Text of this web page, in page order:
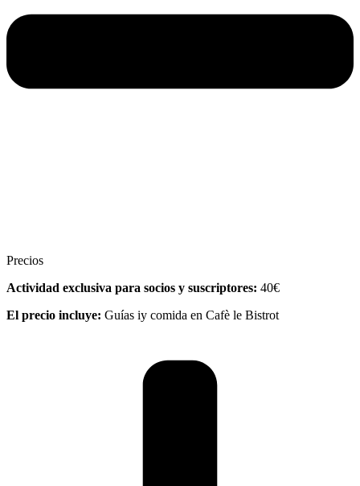
Precios
Actividad exclusiva para socios y suscriptores: 40€
El precio incluye: Guías iy comida en Cafè le Bistrot